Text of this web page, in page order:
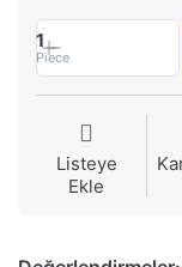
1
Piece
Listeye
Ekle